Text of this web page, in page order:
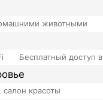
животными
Бесплатный доступ
салон красоты